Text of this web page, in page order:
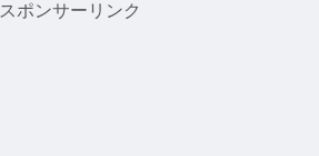
スポンサーリンク